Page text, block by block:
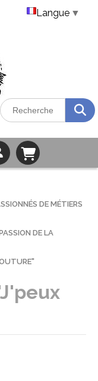
DE MÉTIERS
DE LA
Langue ▼